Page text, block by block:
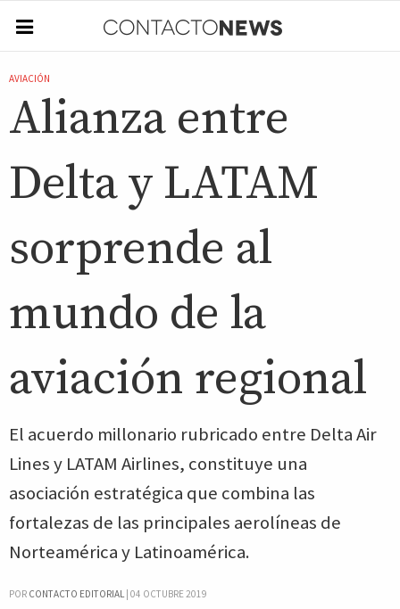
AVIACIÓN
Alianza entre
Delta y LATAM
sorprende al
mundo de la
aviación regional
El acuerdo millonario rubricado entre Delta Air
Lines y LATAM Airlines, constituye una
asociación estratégica que combina las
fortalezas de las principales aerolíneas de
Norteamérica y Latinoamérica.
POR CONTACTO EDITORIAL| 04 OCTUBRE 2019